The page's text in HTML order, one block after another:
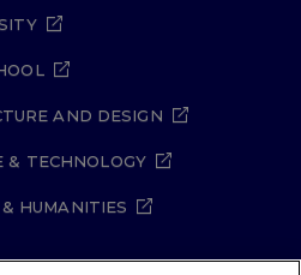
AND DESIGN
& TECHNOLOGY
HUMANITIES